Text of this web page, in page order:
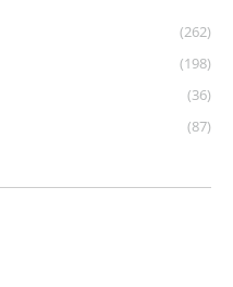
(262)
(198)
(36)
(87)